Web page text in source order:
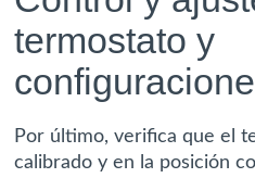
termostato y
Por último, verifica que el
calibrado y en la posición